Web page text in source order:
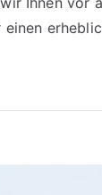
einen